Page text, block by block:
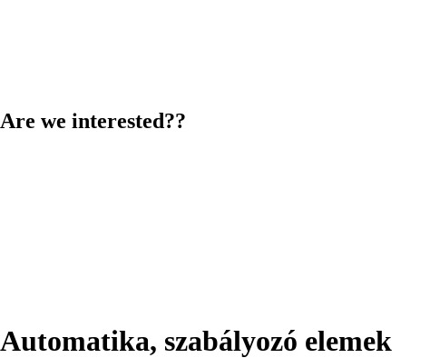
Are we interested??
Automatika, szabályozó elemek